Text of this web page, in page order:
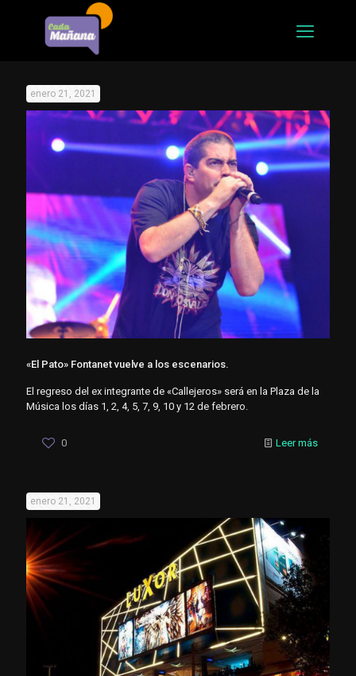
enero 21, 2021
«El Pato» Fontanet vuelve a los escenarios.
El regreso del ex integrante de «Callejeros» será en la Plaza de la
Música los días 1, 2, 4, 5, 7, 9, 10 y 12 de febrero.
0 Leer más
enero 21, 2021